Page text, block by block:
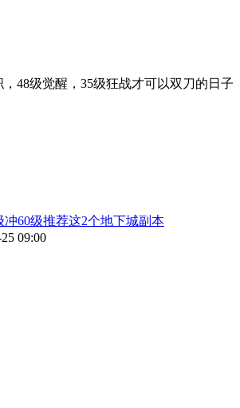
48级觉醒，35级狂战才可以双刀的日子
冲60级推荐这2个地下城副本
09:00